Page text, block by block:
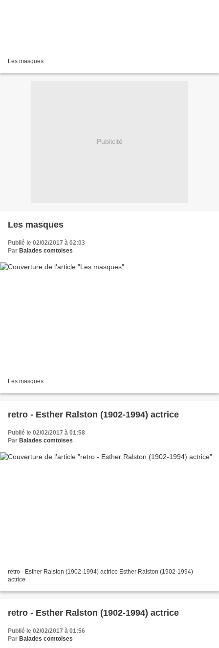
Les masques
Publicité
Les masques
Publié le 02/02/2017 à 02:03
Par Balades comtoises
Les masques
retro - Esther Ralston (1902-1994) actrice
Publié le 02/02/2017 à 01:58
Par Balades comtoises
retro - Esther Ralston (1902-1994) actrice Esther Ralston (1902-1994)
actrice
retro - Esther Ralston (1902-1994) actrice
Publié le 02/02/2017 à 01:56
Par Balades comtoises